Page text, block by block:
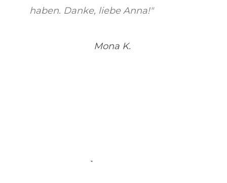
haben. Danke, liebe Anna!"
Mona K.
Lisa